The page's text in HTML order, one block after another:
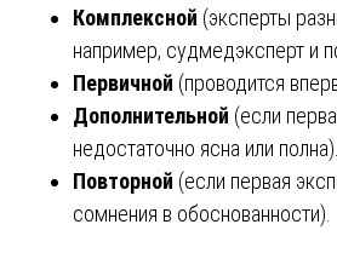
Комплексной (эксперты
например, судмедэксперт и
Первичной (проводится
Дополнительной (если
недостаточно ясна или полна).
Повторной (если первая
сомнения в обоснованности).